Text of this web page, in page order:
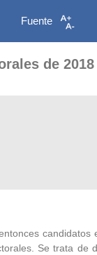
Fuente
de 2018
candidatos
Se trata de